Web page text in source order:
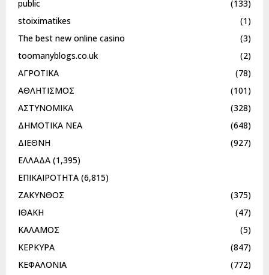
public
(133)
stoiximatikes
(1)
The best new online casino
(3)
toomanyblogs.co.uk
(2)
ΑΓΡΟΤΙΚΑ
(78)
ΑΘΛΗΤΙΣΜΟΣ
(101)
ΑΣΤΥΝΟΜΙΚΑ
(328)
ΔΗΜΟΤΙΚΑ ΝΕΑ
(648)
ΔΙΕΘΝΗ
(927)
ΕΛΛΑΔΑ (1,395)
ΕΠΙΚΑΙΡΟΤΗΤΑ (6,815)
ΖΑΚΥΝΘΟΣ
(375)
ΙΘΑΚΗ
(47)
ΚΑΛΑΜΟΣ
(5)
ΚΕΡΚΥΡΑ
(847)
ΚΕΦΑΛΟΝΙΑ
(772)